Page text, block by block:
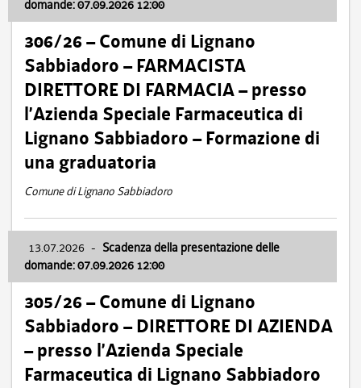
domande: 07.09.2026 12:00
306/26 – Comune di Lignano
Sabbiadoro – FARMACISTA
DIRETTORE DI FARMACIA – presso
l’Azienda Speciale Farmaceutica di
Lignano Sabbiadoro – Formazione di
una graduatoria
Comune di Lignano Sabbiadoro
13.07.2026 - Scadenza della presentazione delle
domande: 07.09.2026 12:00
305/26 – Comune di Lignano
Sabbiadoro – DIRETTORE DI AZIENDA
– presso l’Azienda Speciale
Farmaceutica di Lignano Sabbiadoro